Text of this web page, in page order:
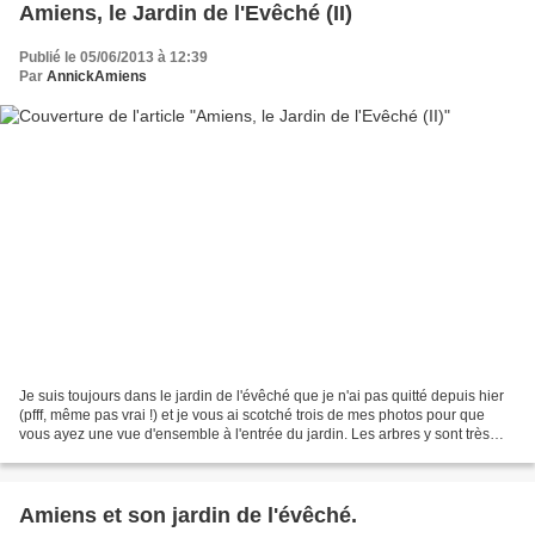
Amiens, le Jardin de l'Evêché (II)
Publié le 05/06/2013 à 12:39
Par AnnickAmiens
Je suis toujours dans le jardin de l'évêché que je n'ai pas quitté depuis hier
(pfff, même pas vrai !) et je vous ai scotché trois de mes photos pour que
vous ayez une vue d'ensemble à l'entrée du jardin. Les arbres y sont très
Amiens et son jardin de l'évêché.